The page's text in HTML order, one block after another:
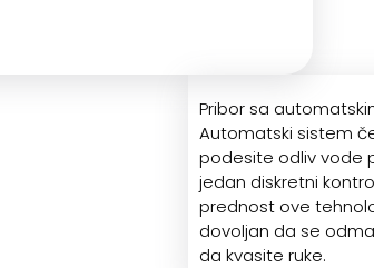
Pribor sa
Automatski sistem
podesite odliv vode
jedan diskretni
prednost ove
dovoljan da se
da kvasite ruke.